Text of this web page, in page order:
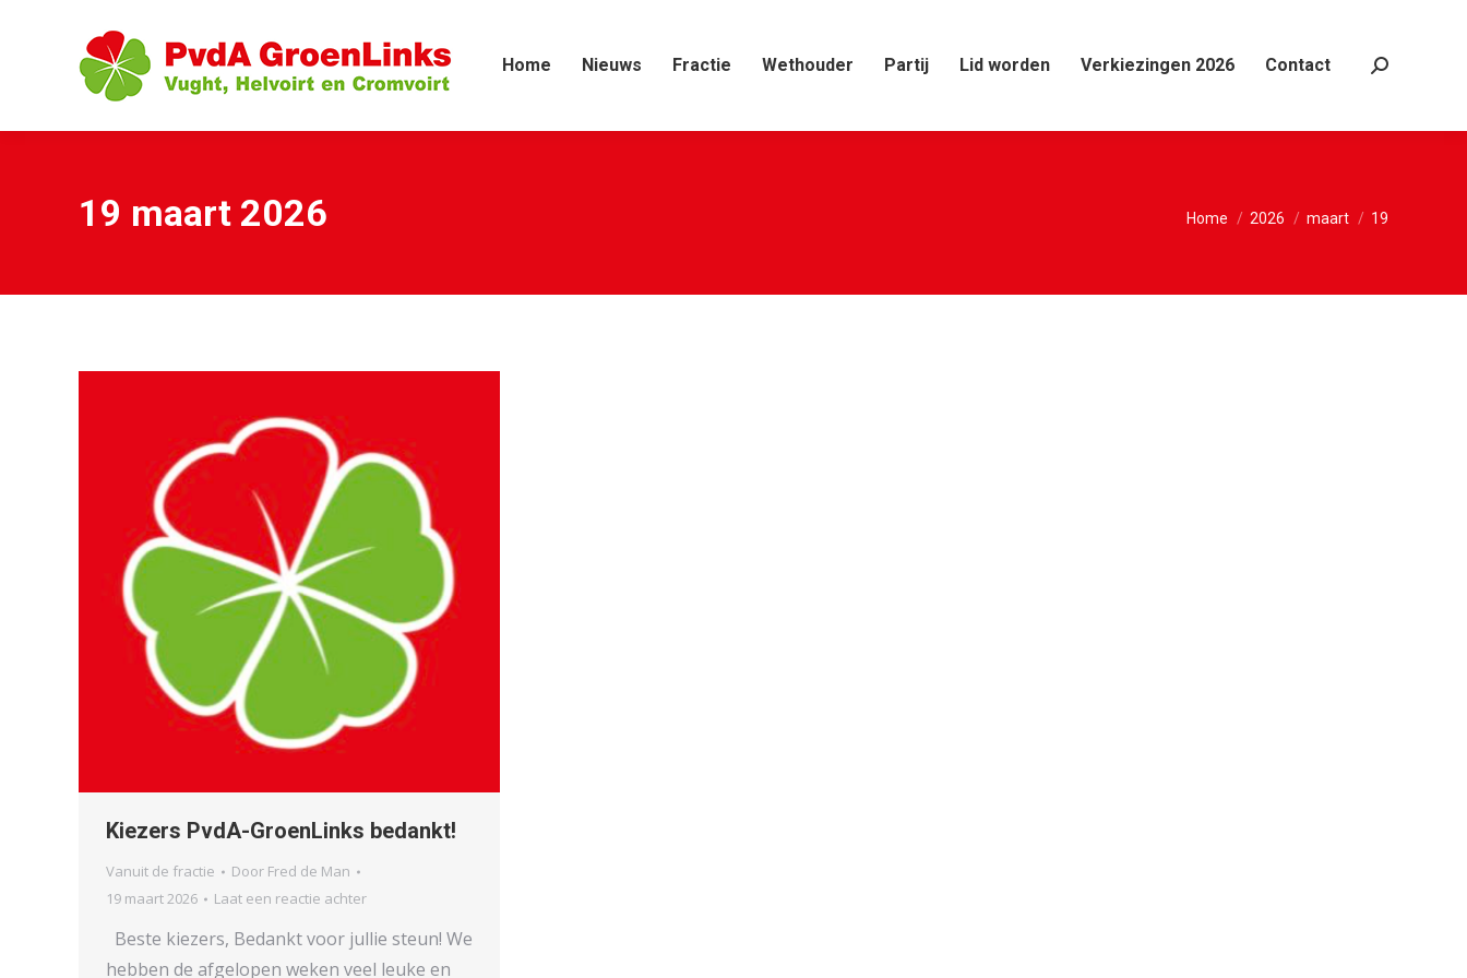
Home Nieuws Fractie Wethouder Partij Lid worden Verkiezingen 2026 Contact Search:
19 maart 2026 Je bent hier:
Home 2026 maart 19
Kiezers PvdA-GroenLinks bedankt!
Vanuit de fractie Door Fred de Man
19 maart 2026
Laat een reactie achter
Beste kiezers, Bedankt voor jullie steun! We
hebben de afgelopen weken veel leuke en